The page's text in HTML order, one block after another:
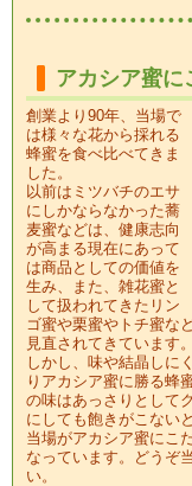
アカシア蜜に
創業より90年、当場で
は様々な花から採れる
蜂蜜を食べ比べてきま
した。
以前はミツバチのエサ
にしかならなかった蕎
麦蜜などは、健康志向
が高まる現在にあって
は商品としての価値を
生み、また、雑花蜜と
して扱われてきたリン
ゴ蜜や栗蜜やトチ蜜な
見直されてきています。
しかし、味や結晶しに
りアカシア蜜に勝る蜂
の味はあっさりとして
にしても飽きがこない
当場がアカシア蜜にこ
なっています。どうぞ
い。